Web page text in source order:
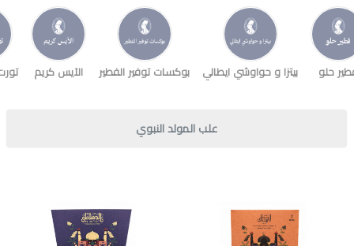
حلو بيتزا و حواوشي ايطالي بوكسات توفير الفطير الآيس كريم
علب المولد النبوي